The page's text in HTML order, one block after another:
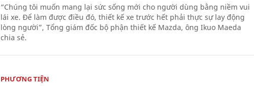
“Chúng tôi muốn mang lại sức sống mới cho người dùng bằng niềm vui
lái xe. Để làm được điều đó, thiết kế xe trước hết phải thực sự lay động
lòng người”, Tổng giám đốc bộ phận thiết kế Mazda, ông Ikuo Maeda
chia sẻ.
PHƯƠNG TIỆN